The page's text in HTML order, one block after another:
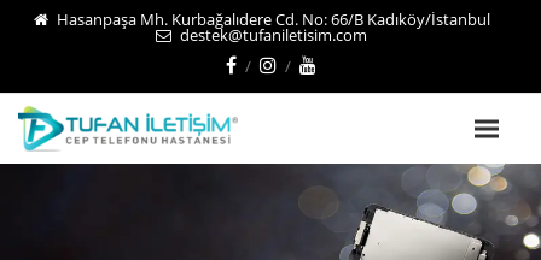
Hasanpaşa Mh. Kurbağalıdere Cd. No: 66/B Kadıköy/İstanbul
destek@tufaniletisim.com